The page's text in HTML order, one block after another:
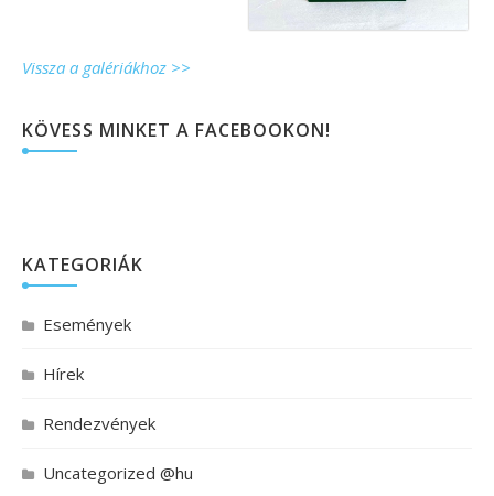
Vissza a galériákhoz >>
KÖVESS MINKET A FACEBOOKON!
KATEGORIÁK
Események
Hírek
Rendezvények
Uncategorized @hu